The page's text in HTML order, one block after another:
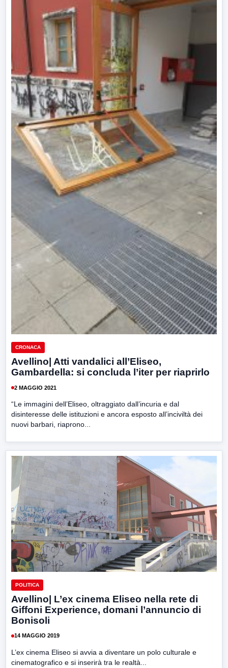
CRONACA
Avellino| Atti vandalici all’Eliseo,
Gambardella: si concluda l’iter per riaprirlo
2 MAGGIO 2021
“Le immagini dell’Eliseo, oltraggiato dall’incuria e dal
disinteresse delle istituzioni e ancora esposto all’inciviltà dei
nuovi barbari, riaprono...
POLITICA
Avellino| L’ex cinema Eliseo nella rete di
Giffoni Experience, domani l’annuncio di
Bonisoli
14 MAGGIO 2019
L’ex cinema Eliseo si avvia a diventare un polo culturale e
cinematografico e si inserirà tra le realtà...